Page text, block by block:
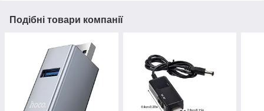
Подібні товари компанії